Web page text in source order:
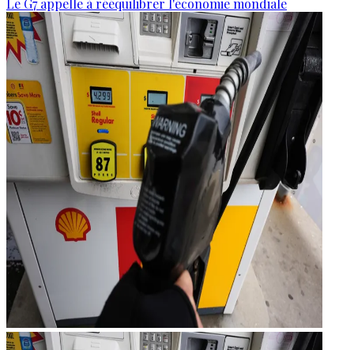
Le G7 appelle à rééquilibrer l'économie mondiale